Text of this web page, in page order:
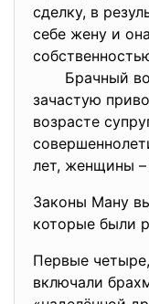
сделку, в
себе жену и
Брачный
зачастую
возрасте
лет, женщины –
Законы Ману
которые были
Первые
включали